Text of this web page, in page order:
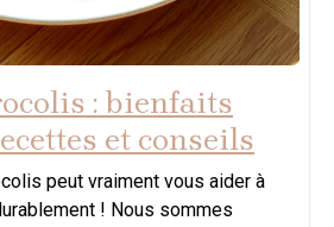
: bienfaits
et conseils
peut vraiment vous aider à
! Nous sommes